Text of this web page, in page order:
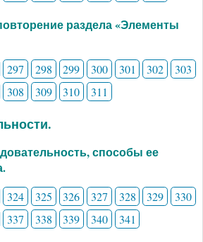
раздела «Элементы
297 298 299 300 301 302
303
308 309 310 311
способы ее
324 325 326 327 328 329
330
337 338 339 340 341